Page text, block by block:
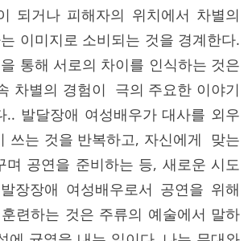
되거나 피해자의 위치에서 차별의
이미지로 소비되는 것을 경계한다.
통해 서로의 차이를 인식하는 것은
차별의 경험이 극의 주요한 이야기
.. 발달장애 여성배우가 대사를 외우
쓰는 것을 반복하고, 자신에게 맞는
며 공연을 준비하는 등, 새로운 시도
장장애 여성배우로서 공연을 위해
련하는 것은 주류의 예술에서 말하